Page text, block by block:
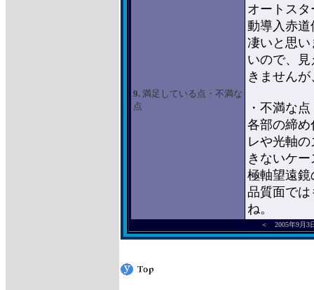
9. 満足している点・不満な
点
オートス
動導入赤道
凄いと思
いので、
きません
・不満な点
各部の締
レや光軸
きないケ
極軸望遠
品質面で
ね。
＜ 2005年9月